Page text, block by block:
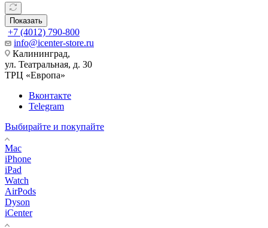
Показать
+7 (4012) 790-800
info@icenter-store.ru
Калининград,
ул. Театральная, д. 30
ТРЦ «Европа»
Вконтакте
Telegram
Выбирайте и покупайте
Mac
iPhone
iPad
Watch
AirPods
Dyson
iCenter